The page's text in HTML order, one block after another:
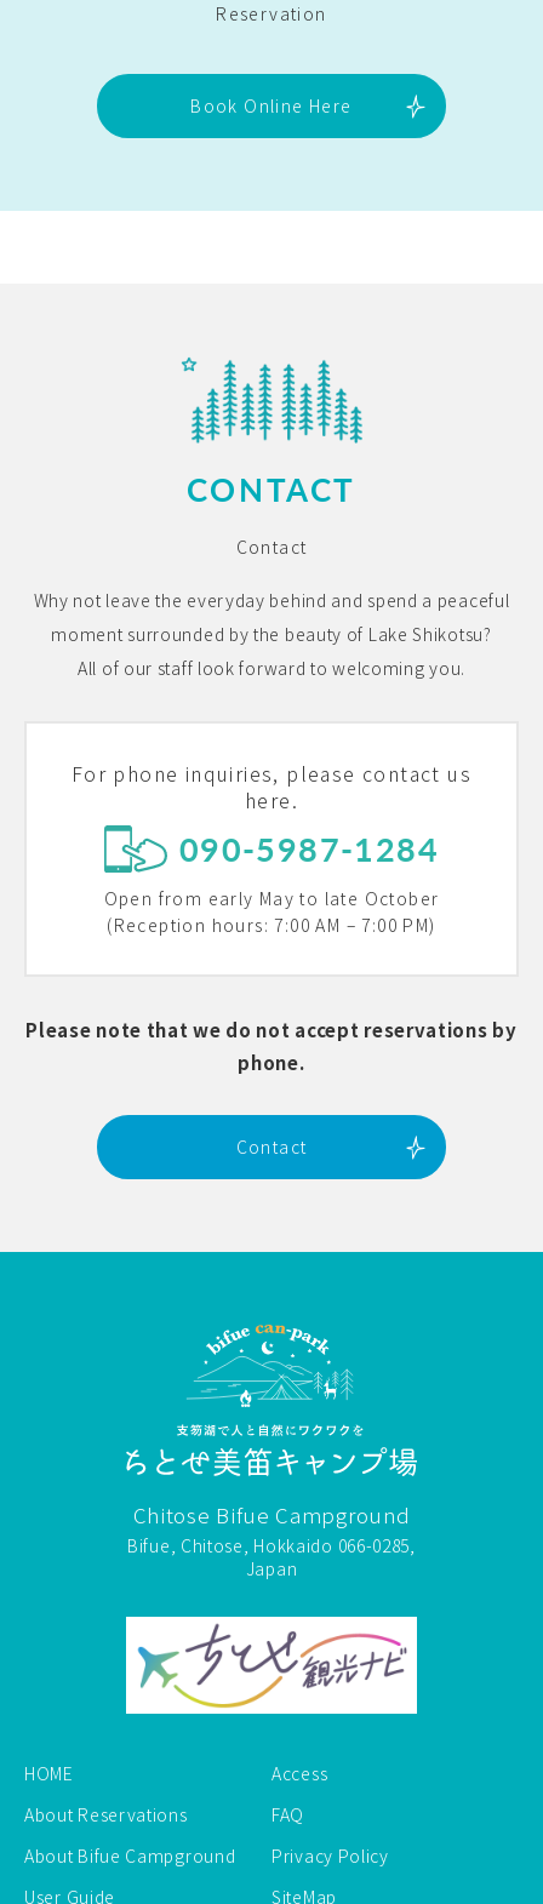
Reservation
Book Online Here
CONTACT
Contact
Why not leave the everyday behind and spend a peaceful
moment surrounded by the beauty of Lake Shikotsu?
All of our staff look forward to welcoming you.
For phone inquiries, please contact us
here.
090-5987-1284
Open from early May to late October
(Reception hours: 7:00 AM – 7:00 PM)
Please note that we do not accept reservations by
phone.
Contact
Chitose Bifue Campground
Bifue, Chitose, Hokkaido 066-0285,
Japan
HOME
About Reservations
About Bifue Campground
User Guide
Access
FAQ
Privacy Policy
SiteMap